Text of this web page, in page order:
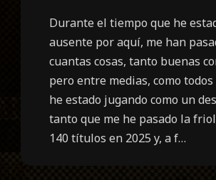
Durante el tiempo que he
ausente por aquí, me han
cuantas cosas, tanto buenas
pero entre medias, como todos
he estado jugando como un
tanto que me he pasado la
140 títulos en 2025 y, a f…